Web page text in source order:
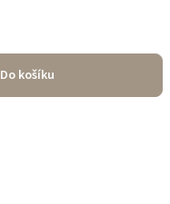
Do košíku